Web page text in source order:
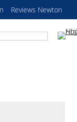
Reviews Newton